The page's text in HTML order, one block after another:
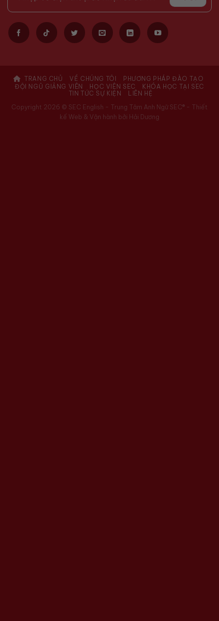
TRANG CHỦ VỀ CHÚNG TÔI
PHƯƠNG PHÁP ĐÀO TẠO
ĐỘI NGŨ GIẢNG VIÊN
HỌC VIÊN SEC
KHÓA HỌC TẠI SEC
TIN TỨC SỰ KIỆN
LIÊN HỆ
Copyright 2026 © SEC English - Trung Tâm Anh Ngữ SEC® - Thiết
kế Web & Vận hành bởi Hải Dương